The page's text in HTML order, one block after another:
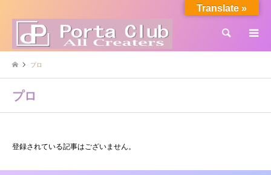
検索
プロ
プロ
登録されている記事はございません。
Translate »